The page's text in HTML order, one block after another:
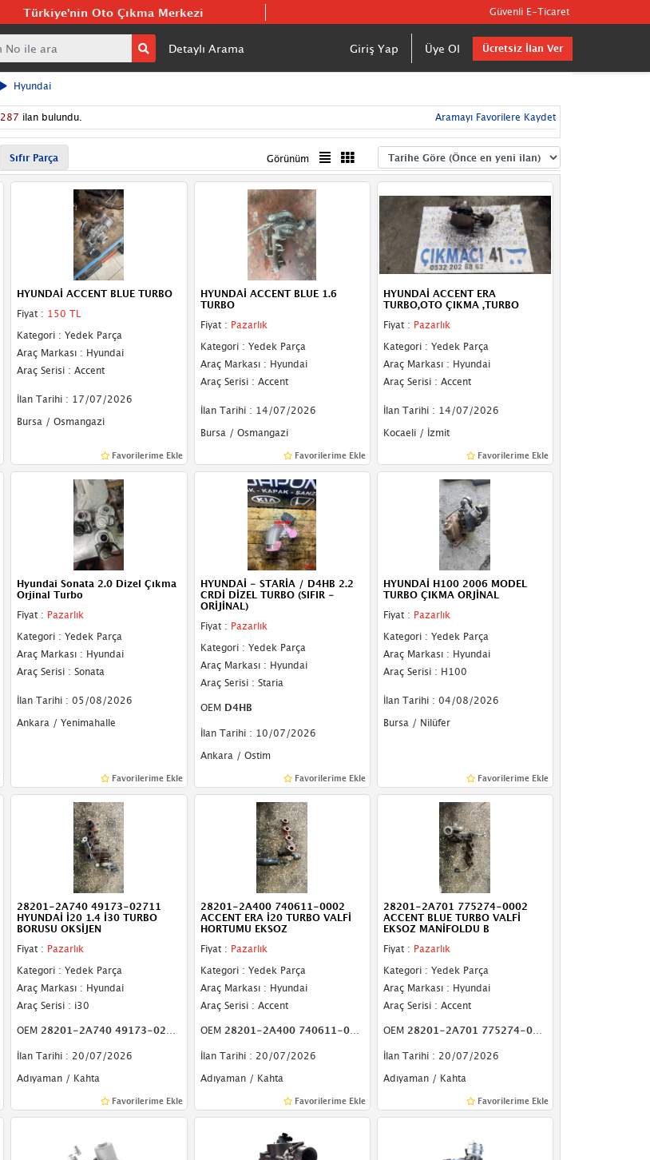
Türkiye'nin Oto Çıkma Merkezi Güvenli E-Ticaret
Detaylı Arama Giriş Yap Üye Ol Ücretsiz İlan Ver
Hyundai
287 ilan bulundu. Aramayı Favorilere Kaydet
Sıfır Parça Görünüm
HYUNDAİ ACCENT BLUE TURBO
Fiyat : 150 TL
Kategori : Yedek Parça
Araç Markası : Hyundai
Araç Serisi : Accent
İlan Tarihi : 17/07/2026
Bursa / Osmangazi
Favorilerime Ekle
HYUNDAİ ACCENT BLUE 1.6
TURBO
Fiyat : Pazarlık
Kategori : Yedek Parça
Araç Markası : Hyundai
Araç Serisi : Accent
İlan Tarihi : 14/07/2026
Bursa / Osmangazi
Favorilerime Ekle
HYUNDAİ ACCENT ERA
TURBO,OTO ÇIKMA ,TURBO
Fiyat : Pazarlık
Kategori : Yedek Parça
Araç Markası : Hyundai
Araç Serisi : Accent
İlan Tarihi : 14/07/2026
Kocaeli / İzmit
Favorilerime Ekle
Hyundai Sonata 2.0 Dizel Çıkma
Orjinal Turbo
Fiyat : Pazarlık
Kategori : Yedek Parça
Araç Markası : Hyundai
Araç Serisi : Sonata
İlan Tarihi : 05/08/2026
Ankara / Yenimahalle
Favorilerime Ekle
HYUNDAİ - STARİA / D4HB 2.2
CRDİ DİZEL TURBO (SIFIR -
ORİJİNAL)
Fiyat : Pazarlık
Kategori : Yedek Parça
Araç Markası : Hyundai
Araç Serisi : Staria
OEM D4HB
İlan Tarihi : 10/07/2026
Ankara / Ostim
Favorilerime Ekle
HYUNDAİ H100 2006 MODEL
TURBO ÇIKMA ORJİNAL
Fiyat : Pazarlık
Kategori : Yedek Parça
Araç Markası : Hyundai
Araç Serisi : H100
İlan Tarihi : 04/08/2026
Bursa / Nilüfer
Favorilerime Ekle
28201-2A740 49173-02711
HYUNDAİ İ20 1.4 İ30 TURBO
BORUSU OKSİJEN
Fiyat : Pazarlık
Kategori : Yedek Parça
Araç Markası : Hyundai
Araç Serisi : i30
OEM 28201-2A740 49173-02711
İlan Tarihi : 20/07/2026
Adıyaman / Kahta
Favorilerime Ekle
28201-2A400 740611-0002
ACCENT ERA İ20 TURBO VALFİ
HORTUMU EKSOZ
Fiyat : Pazarlık
Kategori : Yedek Parça
Araç Markası : Hyundai
Araç Serisi : Accent
OEM 28201-2A400 740611-0002
İlan Tarihi : 20/07/2026
Adıyaman / Kahta
Favorilerime Ekle
28201-2A701 775274-0002
ACCENT BLUE TURBO VALFİ
EKSOZ MANİFOLDU B
Fiyat : Pazarlık
Kategori : Yedek Parça
Araç Markası : Hyundai
Araç Serisi : Accent
OEM 28201-2A701 775274-0002
İlan Tarihi : 20/07/2026
Adıyaman / Kahta
Favorilerime Ekle